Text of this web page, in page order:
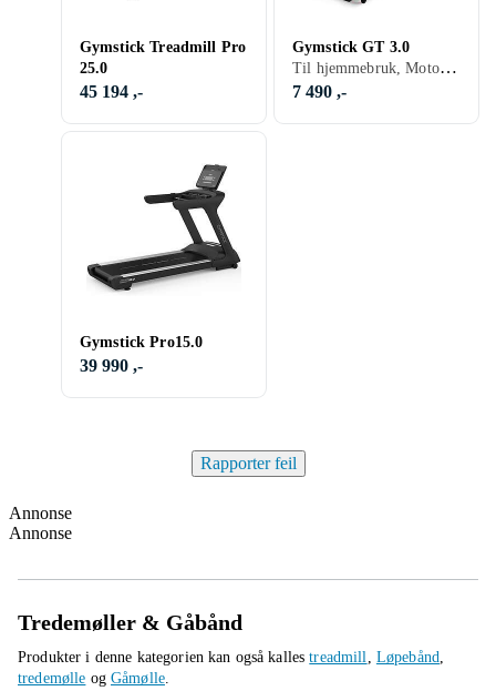
Gymstick Treadmill Pro
25.0
45 194 ,-
Gymstick GT 3.0
Til hjemmebruk, Motorisert
7 490 ,-
Gymstick Pro15.0
39 990 ,-
Rapporter feil
Annonse
Annonse
Tredemøller & Gåbånd
Produkter i denne kategorien kan også kallestreadmill, Løpebånd,
tredemølle og Gåmølle.